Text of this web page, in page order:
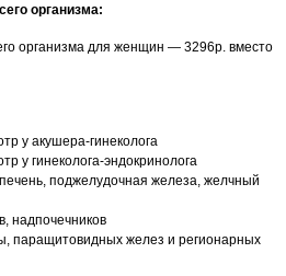
организма:
организма для женщин — 3296р. вместо
у акушера-гинеколога
у гинеколога-эндокринолога
поджелудочная железа, желчный
надпочечников
паращитовидных желез и регионарных